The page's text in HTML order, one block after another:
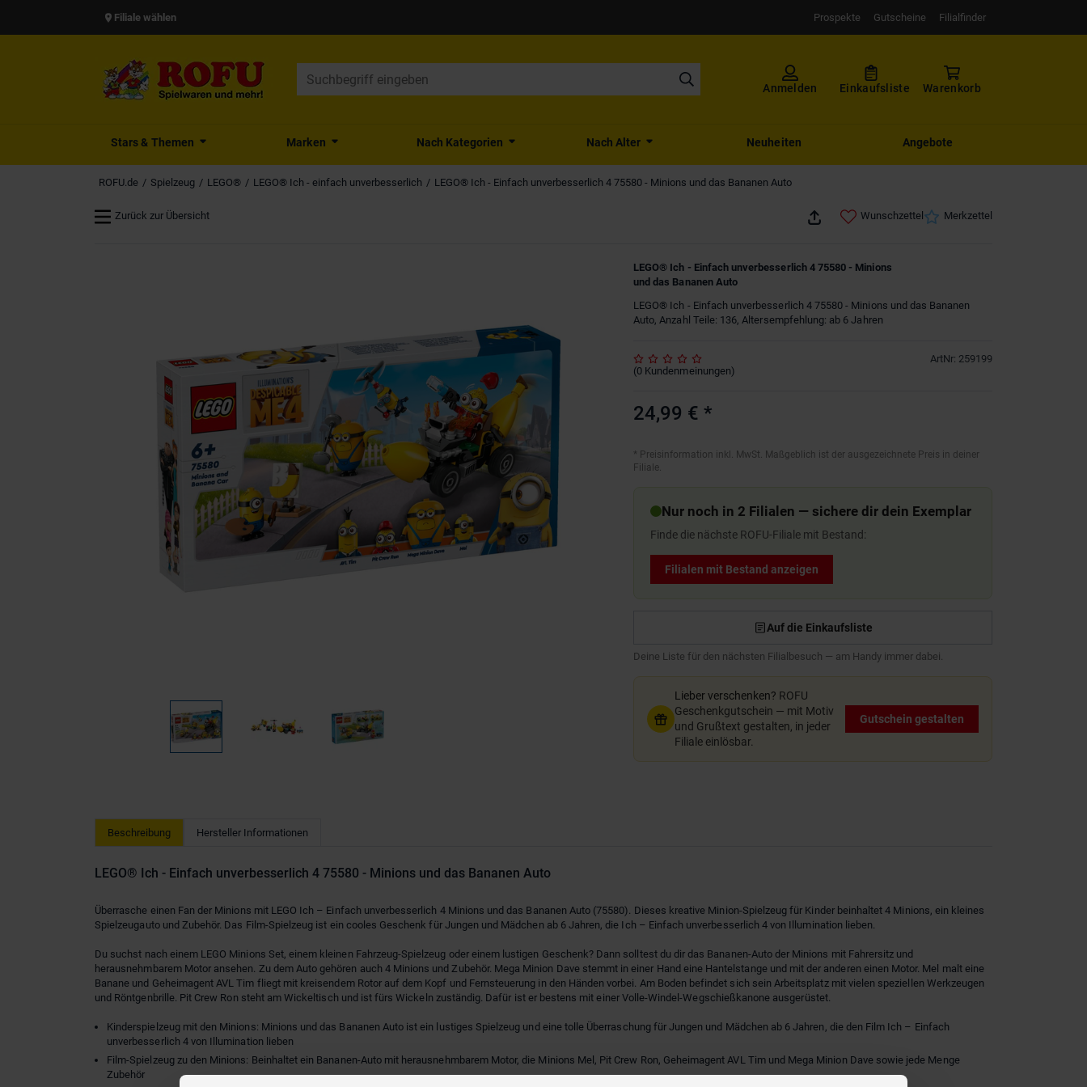
Filiale wählen Prospekte Gutscheine Filialfinder
Anmelden Einkaufsliste Warenkorb
Stars & Themen Marken Nach Kategorien Nach Alter Neuheiten Angebote
ROFU.de Spielzeug LEGO® LEGO® Ich - einfach unverbesserlich LEGO® Ich - Einfach unverbesserlich 4 75580 - Minions und das Bananen Auto
Zurück zur Übersicht Wunschzettel Merkzettel
LEGO® Ich - Einfach unverbesserlich 4 75580 - Minions
und das Bananen Auto
LEGO® Ich - Einfach unverbesserlich 4 75580 - Minions und das Bananen
Auto, Anzahl Teile: 136, Altersempfehlung: ab 6 Jahren
ArtNr: 259199
(0 Kundenmeinungen)
24,99 € *
* Preisinformation inkl. MwSt. Maßgeblich ist der ausgezeichnete Preis in deiner
Filiale.
Nur noch in 2 Filialen — sichere dir dein Exemplar
Finde die nächste ROFU-Filiale mit Bestand:
Filialen mit Bestand anzeigen
Auf die Einkaufsliste
Deine Liste für den nächsten Filialbesuch — am Handy immer dabei.
Lieber verschenken? ROFU
Geschenkgutschein — mit Motiv
und Grußtext gestalten, in jeder
Filiale einlösbar.
Gutschein gestalten
Beschreibung Hersteller Informationen
LEGO® Ich - Einfach unverbesserlich 4 75580 - Minions und das Bananen Auto
Überrasche einen Fan der Minions mit LEGO Ich – Einfach unverbesserlich 4 Minions und das Bananen Auto (75580). Dieses kreative Minion-Spielzeug für Kinder beinhaltet 4 Minions, ein kleines
Spielzeugauto und Zubehör. Das Film-Spielzeug ist ein cooles Geschenk für Jungen und Mädchen ab 6 Jahren, die Ich – Einfach unverbesserlich 4 von Illumination lieben.
Du suchst nach einem LEGO Minions Set, einem kleinen Fahrzeug-Spielzeug oder einem lustigen Geschenk? Dann solltest du dir das Bananen-Auto der Minions mit Fahrersitz und
herausnehmbarem Motor ansehen. Zu dem Auto gehören auch 4 Minions und Zubehör. Mega Minion Dave stemmt in einer Hand eine Hantelstange und mit der anderen einen Motor. Mel malt eine
Banane und Geheimagent AVL Tim fliegt mit kreisendem Rotor auf dem Kopf und Fernsteuerung in den Händen vorbei. Am Boden befindet sich sein Arbeitsplatz mit vielen speziellen Werkzeugen
und Röntgenbrille. Pit Crew Ron steht am Wickeltisch und ist fürs Wickeln zuständig. Dafür ist er bestens mit einer Volle-Windel-Wegschießkanone ausgerüstet.
Kinderspielzeug mit den Minions: Minions und das Bananen Auto ist ein lustiges Spielzeug und eine tolle Überraschung für Jungen und Mädchen ab 6 Jahren, die den Film Ich – Einfach
unverbesserlich 4 von Illumination lieben
Film-Spielzeug zu den Minions: Beinhaltet ein Bananen-Auto mit herausnehmbarem Motor, die Minions Mel, Pit Crew Ron, Geheimagent AVL Tim und Mega Minion Dave sowie jede Menge
Zubehör